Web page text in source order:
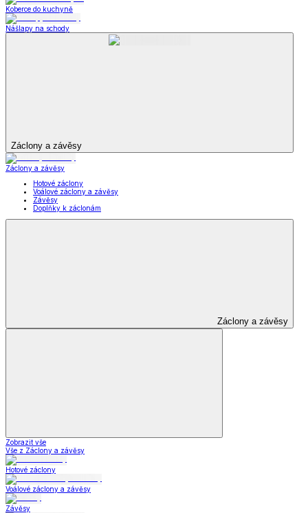
Koberce do kuchyně
Nášlapy na schody
Záclony a závěsy
Záclony a závěsy
Hotové záclony
Voálové záclony a závěsy
Závěsy
Doplňky k záclonám
Záclony a závěsy
Zobrazit vše
Vše z Záclony a závěsy
Hotové záclony
Voálové záclony a závěsy
Závěsy